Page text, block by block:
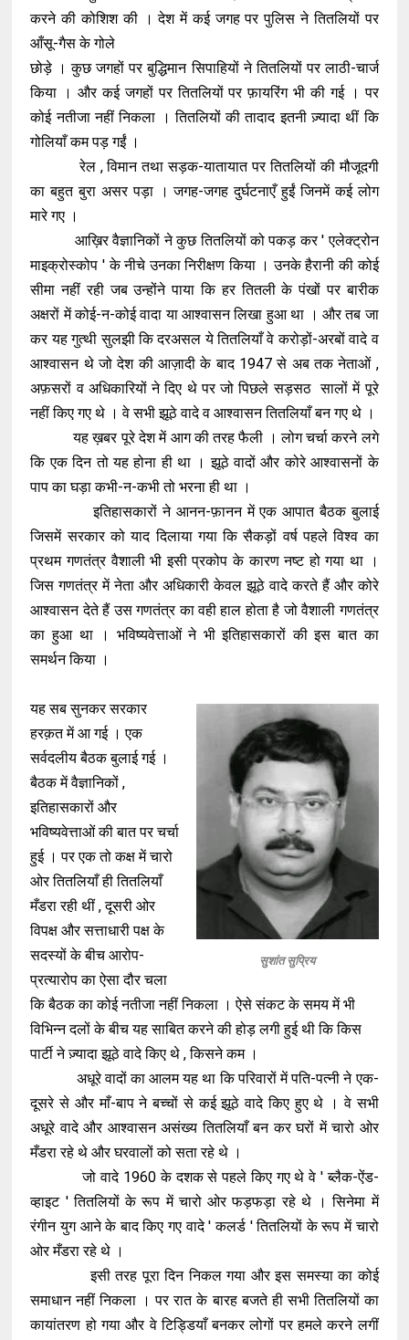
करने की कोशिश की । देश में कई जगह पर पुलिस ने तितलियों पर
आँसू-गैस के गोले
छोड़े । कुछ जगहों पर बुद्धिमान सिपाहियों ने तितलियों पर लाठी-चार्ज
किया । और कई जगहों पर तितलियों पर फ़ायरिंग भी की गई । पर
कोई नतीजा नहीं निकला । तितलियों की तादाद इतनी ज़्यादा थीं कि
गोलियाँ कम पड़ गईं ।
रेल , विमान तथा सड़क-यातायात पर तितलियों की मौजूदगी
का बहुत बुरा असर पड़ा । जगह-जगह दुर्घटनाएँ हुईं जिनमें कई लोग
मारे गए ।
आख़िर वैज्ञानिकों ने कुछ तितलियों को पकड़ कर ' एलेक्ट्रोन
माइक्रोस्कोप ' के नीचे उनका निरीक्षण किया । उनके हैरानी की कोई
सीमा नहीं रही जब उन्होंने पाया कि हर तितली के पंखों पर बारीक
अक्षरों में कोई-न-कोई वादा या आश्वासन लिखा हुआ था । और तब जा
कर यह गुत्थी सुलझी कि दरअसल ये तितलियाँ वे करोड़ों-अरबों वादे व
आश्वासन थे जो देश की आज़ादी के बाद 1947 से अब तक नेताओं ,
अफ़सरों व अधिकारियों ने दिए थे पर जो पिछले सड़सठ सालों में पूरे
नहीं किए गए थे । वे सभी झूठे वादे व आश्वासन तितलियाँ बन गए थे ।
यह ख़बर पूरे देश में आग की तरह फैली । लोग चर्चा करने लगे
कि एक दिन तो यह होना ही था । झूठे वादों और कोरे आश्वासनों के
पाप का घड़ा कभी-न-कभी तो भरना ही था ।
इतिहासकारों ने आनन-फ़ानन में एक आपात बैठक बुलाई
जिसमें सरकार को याद दिलाया गया कि सैकड़ों वर्ष पहले विश्व का
प्रथम गणतंत्र वैशाली भी इसी प्रकोप के कारण नष्ट हो गया था ।
जिस गणतंत्र में नेता और अधिकारी केवल झूठे वादे करते हैं और कोरे
आश्वासन देते हैं उस गणतंत्र का वही हाल होता है जो वैशाली गणतंत्र
का हुआ था । भविष्यवेत्ताओं ने भी इतिहासकारों की इस बात का
समर्थन किया ।
सुशांत सुप्रिय
यह सब सुनकर सरकार
हरक़त में आ गई । एक
सर्वदलीय बैठक बुलाई गई ।
बैठक में वैज्ञानिकों ,
इतिहासकारों और
भविष्यवेत्ताओं की बात पर चर्चा
हुई । पर एक तो कक्ष में चारो
ओर तितलियाँ ही तितलियाँ
मँडरा रही थीं , दूसरी ओर
विपक्ष और सत्ताधारी पक्ष के
सदस्यों के बीच आरोप-
प्रत्यारोप का ऐसा दौर चला
कि बैठक का कोई नतीजा नहीं निकला । ऐसे संकट के समय में भी
विभिन्न दलों के बीच यह साबित करने की होड़ लगी हुई थी कि किस
पार्टी ने ज़्यादा झूठे वादे किए थे , किसने कम ।
अधूरे वादों का आलम यह था कि परिवारों में पति-पत्नी ने एक-
दूसरे से और माँ-बाप ने बच्चों से कई झूठे वादे किए हुए थे । वे सभी
अधूरे वादे और आश्वासन असंख्य तितलियाँ बन कर घरों में चारो ओर
मँडरा रहे थे और घरवालों को सता रहे थे ।
जो वादे 1960 के दशक से पहले किए गए थे वे ' ब्लैक-ऐंड-
व्हाइट ' तितलियों के रूप में चारो ओर फड़फड़ा रहे थे । सिनेमा में
रंगीन युग आने के बाद किए गए वादे ' कलर्ड ' तितलियों के रूप में चारो
ओर मँडरा रहे थे ।
इसी तरह पूरा दिन निकल गया और इस समस्या का कोई
समाधान नहीं निकला । पर रात के बारह बजते ही सभी तितलियों का
कायांतरण हो गया और वे टिड्डियाँ बनकर लोगों पर हमले करने लगीं